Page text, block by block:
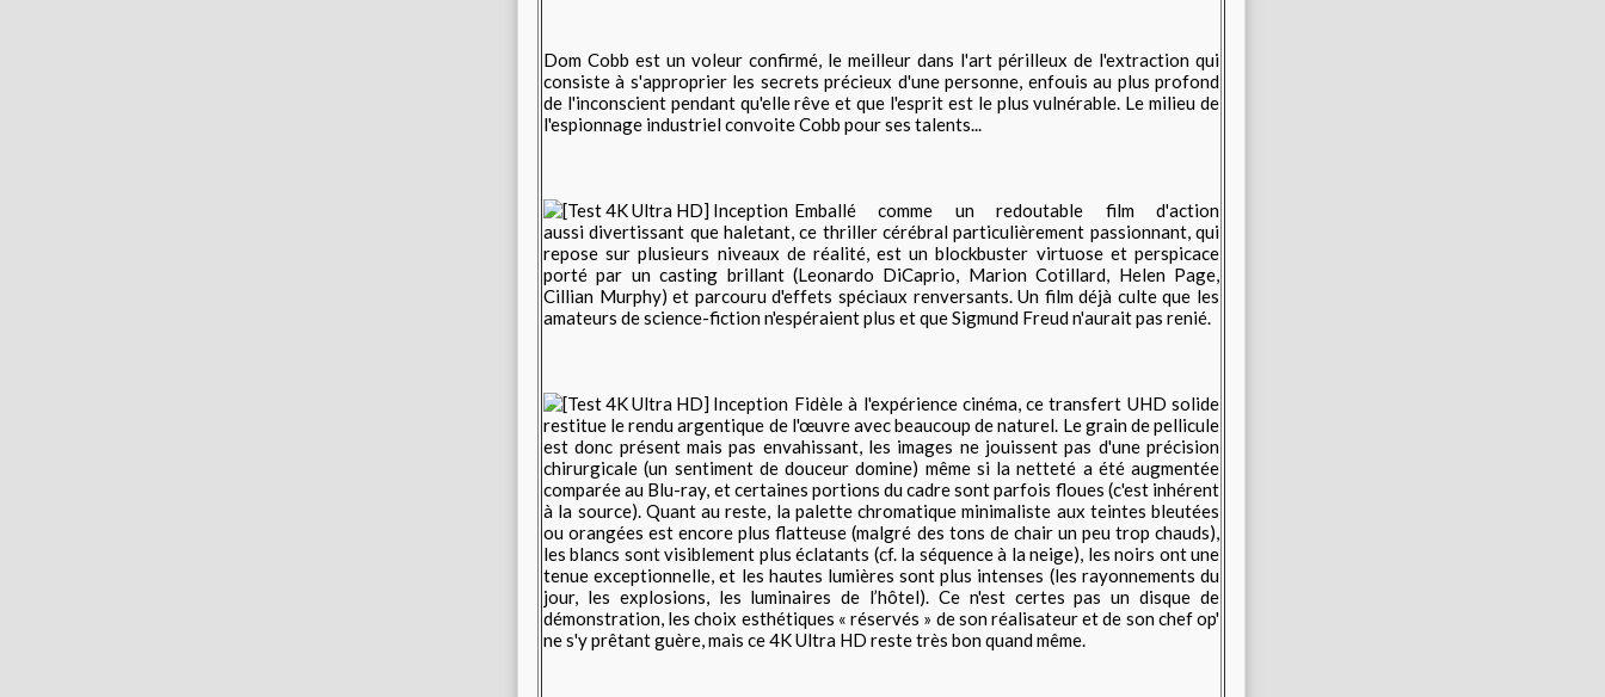
Dom Cobb est un voleur confirmé, le meilleur dans l'art périlleux de l'extraction qui
consiste à s'approprier les secrets précieux d'une personne, enfouis au plus profond
de l'inconscient pendant qu'elle rêve et que l'esprit est le plus vulnérable. Le milieu de
l'espionnage industriel convoite Cobb pour ses talents...
Emballé comme un redoutable film d'action
aussi divertissant que haletant, ce thriller cérébral particulièrement passionnant, qui
repose sur plusieurs niveaux de réalité, est un blockbuster virtuose et perspicace
porté par un casting brillant (Leonardo DiCaprio, Marion Cotillard, Helen Page,
Cillian Murphy) et parcouru d'effets spéciaux renversants. Un film déjà culte que les
amateurs de science-fiction n'espéraient plus et que Sigmund Freud n'aurait pas renié.
Fidèle à l'expérience cinéma, ce transfert UHD solide
restitue le rendu argentique de l'œuvre avec beaucoup de naturel. Le grain de pellicule
est donc présent mais pas envahissant, les images ne jouissent pas d'une précision
chirurgicale (un sentiment de douceur domine) même si la netteté a été augmentée
comparée au Blu-ray, et certaines portions du cadre sont parfois floues (c'est inhérent
à la source). Quant au reste, la palette chromatique minimaliste aux teintes bleutées
ou orangées est encore plus flatteuse (malgré des tons de chair un peu trop chauds),
les blancs sont visiblement plus éclatants (cf. la séquence à la neige), les noirs ont une
tenue exceptionnelle, et les hautes lumières sont plus intenses (les rayonnements du
jour, les explosions, les luminaires de l’hôtel). Ce n'est certes pas un disque de
démonstration, les choix esthétiques « réservés » de son réalisateur et de son chef op'
ne s'y prêtant guère, mais ce 4K Ultra HD reste très bon quand même.